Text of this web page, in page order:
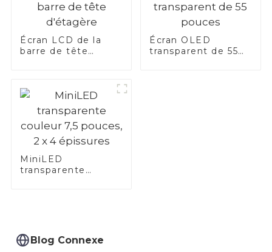
Écran LCD de la
barre de tête
Écran OLED
transparent de 55
MiniLED
transparente
Blog Connexe